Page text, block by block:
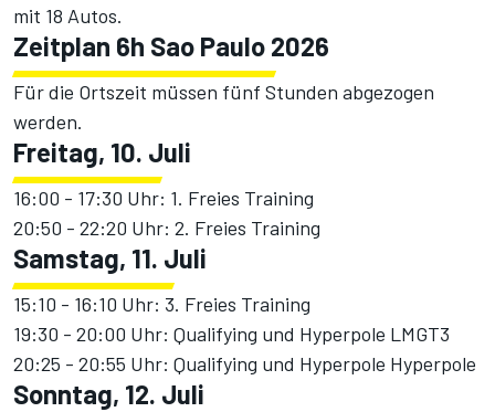
mit 18 Autos.
Zeitplan 6h Sao Paulo 2026
Für die Ortszeit müssen fünf Stunden abgezogen
werden.
Freitag, 10. Juli
16:00 - 17:30 Uhr: 1. Freies Training
20:50 - 22:20 Uhr: 2. Freies Training
Samstag, 11. Juli
15:10 - 16:10 Uhr: 3. Freies Training
19:30 - 20:00 Uhr: Qualifying und Hyperpole LMGT3
20:25 - 20:55 Uhr: Qualifying und Hyperpole Hyperpole
Sonntag, 12. Juli